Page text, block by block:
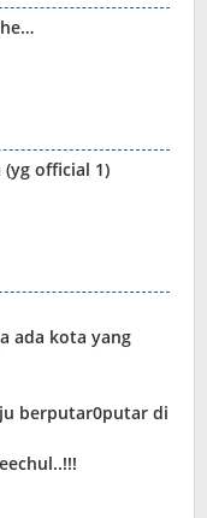
(yg official 1)
ada kota yang
berputar0putar di